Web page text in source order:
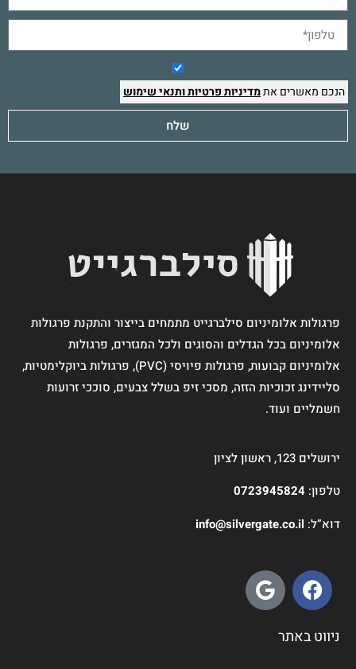
הנכם מאשרים אתמדיניות פרטיותותנאי שימוש
שלח
פרגולות אלומיניום סילברגייט מתמחים בייצור והתקנת פרגולות
אלומיניום בכל הגדלים והסוגים ולכל המגזרים, פרגולות
אלומיניום קבועות, פרגולות פיויסי (PVC), פרגולות ביוקלימטיות,
סליידינג זכוכיות הזזה, מסכי זיפ בשלל צבעים, סוככי זרועות
חשמליים ועוד.
ירושלים 123, ראשון לציון
טלפון: 0723945824
דוא”ל: info@silvergate.co.il
ניווט באתר